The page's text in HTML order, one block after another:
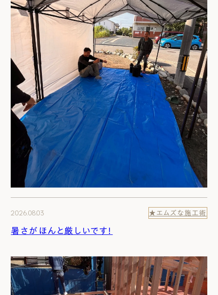
2026.08.03 ★エムズな施工術
暑さがほんと厳しいです！